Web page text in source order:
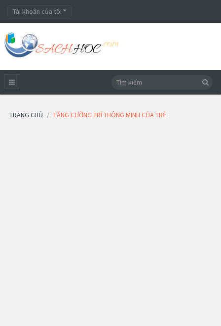
Tài khoản của tôi
TRANG CHỦ TĂNG CƯỜNG TRÍ THÔNG MINH CỦA TRẺ